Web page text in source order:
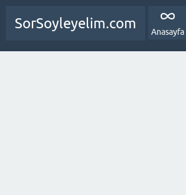
SorSoyleyelim.com
Anasayfa